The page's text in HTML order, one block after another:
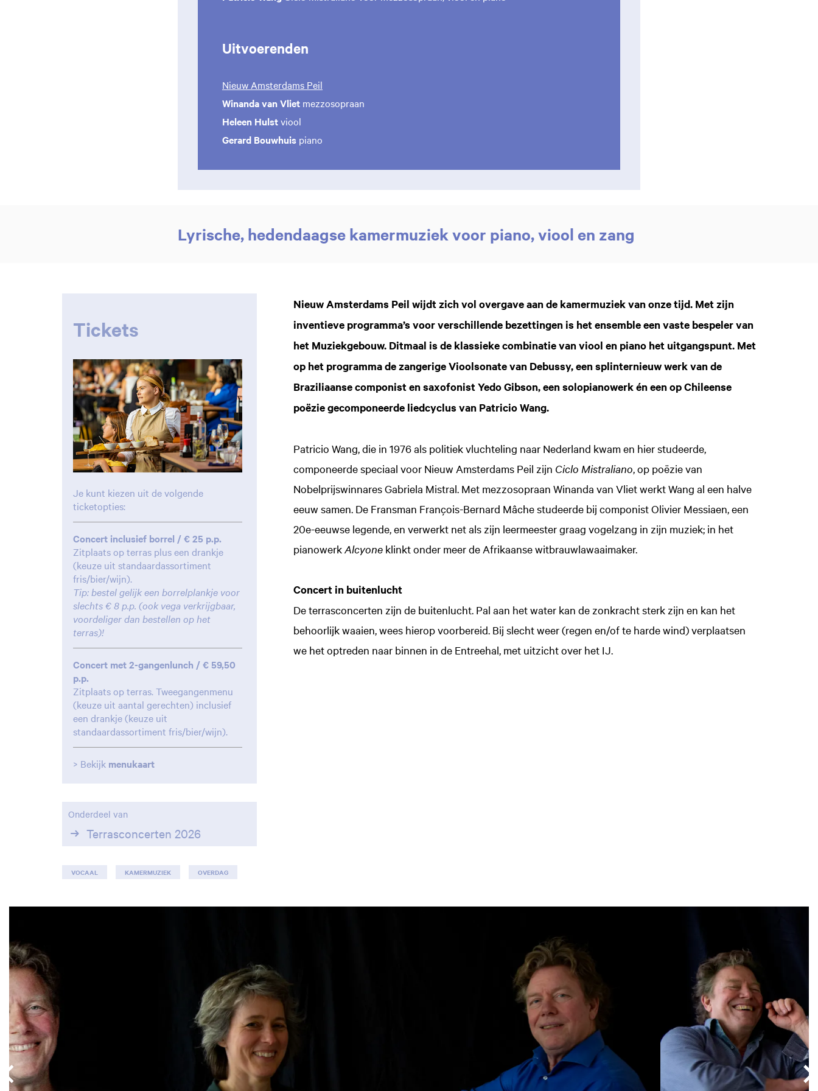
Uitvoerenden
Nieuw Amsterdams Peil
Winanda van Vliet mezzosopraan
Heleen Hulstviool
Gerard Bouwhuis piano
Lyrische, hedendaagse kamermuziek voor piano, viool en zang
Nieuw Amsterdams Peil wijdt zich vol overgave aan de kamermuziek van onze tijd. Met zijn
inventieve programma’s voor verschillende bezettingen is het ensemble een vaste bespeler van
het Muziekgebouw. Ditmaal is de klassieke combinatie van viool en piano het uitgangspunt. Met
op het programma de zangerige Vioolsonate van Debussy, een splinternieuw werk van de
Braziliaanse componist en saxofonist Yedo Gibson, een solopianowerk én een op Chileense
poëzie gecomponeerde liedcyclus van Patricio Wang.
Patricio Wang, die in 1976 als politiek vluchteling naar Nederland kwam en hier studeerde,
componeerde speciaal voor Nieuw Amsterdams Peil zijn Ciclo Mistraliano , op poëzie van
Nobelprijswinnares Gabriela Mistral. Met mezzosopraan Winanda van Vliet werkt Wang al een halve
eeuw samen. De Fransman François-Bernard Mâche studeerde bij componist Olivier Messiaen, een
20e-eeuwse legende, en verwerkt net als zijn leermeester graag vogelzang in zijn muziek; in het
pianowerk Alcyone klinkt onder meer de Afrikaanse witbrauwlawaaimaker.
Concert in buitenlucht
De terrasconcerten zijn de buitenlucht. Pal aan het water kan de zonkracht sterk zijn en kan het
behoorlijk waaien, wees hierop voorbereid. Bij slecht weer (regen en/of te harde wind) verplaatsen
we het optreden naar binnen in de Entreehal, met uitzicht over het IJ.
Tickets
Je kunt kiezen uit de volgende
ticketopties:
Concert inclusief borrel / € 25 p.p.
Zitplaats op terras plus een drankje
(keuze uit standaardassortiment
fris/bier/wijn).
Tip: bestel gelijk een borrelplankje voor
slechts € 8 p.p. (ook vega verkrijgbaar,
voordeliger dan bestellen op het
terras)!
Concert met 2-gangenlunch / € 59,50
p.p.
Zitplaats op terras. Tweegangenmenu
(keuze uit aantal gerechten) inclusief
een drankje (keuze uit
standaardassortiment fris/bier/wijn).
> Bekijk menukaart
Onderdeel van
Terrasconcerten 2026
VOCAAL KAMERMUZIEK OVERDAG
Inzoomen Inzoomen